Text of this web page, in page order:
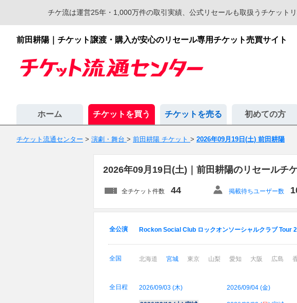
チケ流は運営25年・1,000万件の取引実績、公式リセールも取扱うチケット
前田耕陽｜チケット譲渡・購入が安心のリセール専用チケット売買サイト
ホーム チケットを買う チケットを売る 初めての方
チケット流通センター > 演劇・舞台 > 前田耕陽 チケット > 2026年09月19日(土) 前田耕陽
2026年09月19日(土)｜前田耕陽のリセールチ
全チケット件数 44 掲載待ちユーザー数
全公演 Rockon Social Club ロックオンソーシャルクラブ Tour
全国 北海道 宮城 東京 山梨 愛知 大阪 広島
全日程 2026/09/03 (木) 2026/09/04 (金)